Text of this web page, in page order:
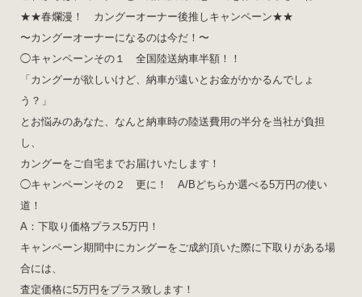
★★春爛漫！ カングーオーナー後推しキャンペーン★★
〜カングーオーナーになるのは今だ！〜
◯キャンペーンその１ 全国陸送納車半額！！
「カングーが欲しいけど、納車が遠いとお金がかかるんでしょ
う？」
とお悩みのあなた、なんと納車時の陸送費用の半分を当社が負担
し、
カングーをご自宅までお届けいたします！
◯キャンペーンその２ 更に！ A/Bどちらか選べる5万円の使い
道！
A：下取り価格プラス5万円！
キャンペーン期間中にカングーをご成約頂いた際に下取りがある場
合には、
査定価格に5万円をプラス致します！